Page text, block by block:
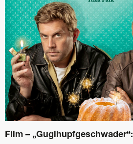
Film – „Guglhupfgeschwader“: